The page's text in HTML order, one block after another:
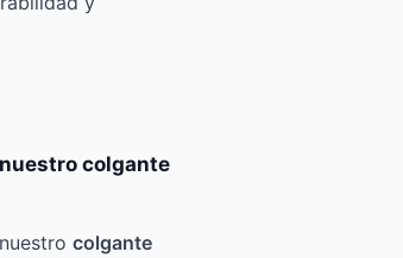
colgante
colgante